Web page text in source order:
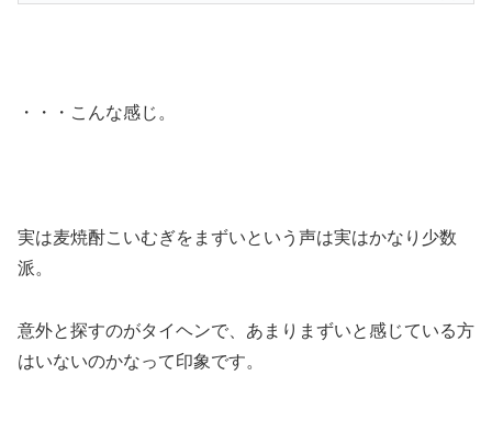
・・・こんな感じ。
実は麦焼酎こいむぎをまずいという声は実はかなり少数
派。
意外と探すのがタイヘンで、あまりまずいと感じている方
はいないのかなって印象です。